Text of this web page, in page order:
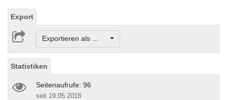
Export
Exportieren als ...
Statistiken
Seitenaufrufe: 96
seit 19.05.2018